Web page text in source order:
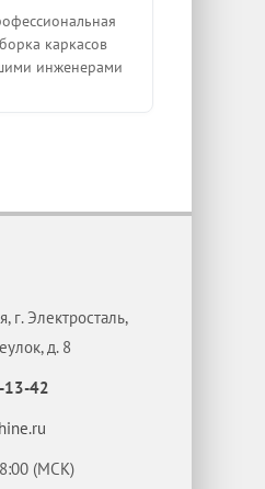
каркасов
инженерами
г. Электросталь,
д. 8
13-42
(МСК)